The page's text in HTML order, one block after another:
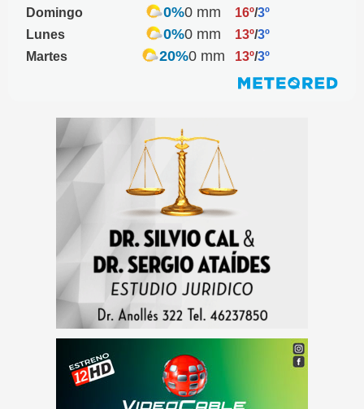
Domingo
0%0 mm 16º/3º
Lunes
0%0 mm 13º/3º
Martes
20%0 mm 13º/3º